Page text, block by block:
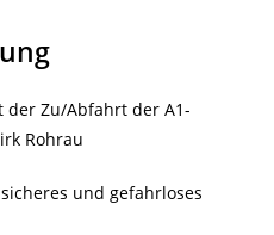
der Zu/Abfahrt der A1-
Rohrau
und gefahrloses